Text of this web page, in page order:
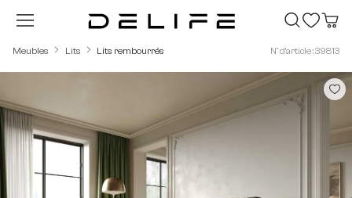
Passer au contenu principal
Meubles Lits Lits rembourrés N° d'article : 39813